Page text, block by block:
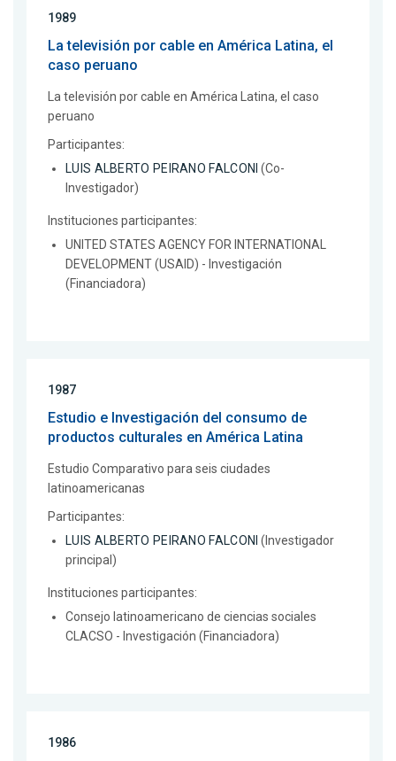
1989
La televisión por cable en América Latina, el
caso peruano
La televisión por cable en América Latina, el caso
peruano
Participantes:
LUIS ALBERTO PEIRANO FALCONI (Co-
Investigador)
Instituciones participantes:
UNITED STATES AGENCY FOR INTERNATIONAL
DEVELOPMENT (USAID) - Investigación
(Financiadora)
1987
Estudio e Investigación del consumo de
productos culturales en América Latina
Estudio Comparativo para seis ciudades
latinoamericanas
Participantes:
LUIS ALBERTO PEIRANO FALCONI (Investigador
principal)
Instituciones participantes:
Consejo latinoamericano de ciencias sociales
CLACSO - Investigación (Financiadora)
1986